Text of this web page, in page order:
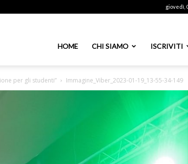
giovedì,
HOME CHI SIAMO ISCRIVITI
per gli studenti” Immagine_Viber_2023-01-19_13-55-34-149